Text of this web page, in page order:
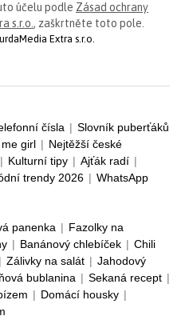
účelu podle Zásad ochrany
s.r.o., zaškrtněte toto pole.
Extra s.r.o.
čísla | Slovník puberťáků
me girl | Nejtěžší české
| Kulturní tipy | Ajťák radí |
trendy 2026 | WhatsApp
panenka | Fazolky na
| Banánový chlebíček | Chili
| Zálivky na salát | Jahodový
bublanina | Sekaná recept |
| Domácí housky |